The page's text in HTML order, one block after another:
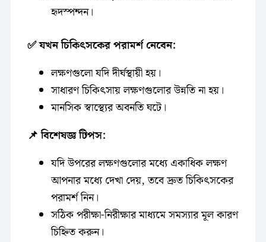
হৃদস্পন্দন।
✅ যখন চিকিৎসকের পরামর্শ নেবেন:
লক্ষণগুলো যদি দীর্ঘস্থায়ী হয়।
সাধারণ চিকিৎসায় লক্ষণগুলোর উন্নতি না হয়।
মানসিক স্বাস্থ্যের অবনতি ঘটে।
📌 বিশেষজ্ঞ টিপস:
যদি উপরের লক্ষণগুলোর মধ্যে একাধিক লক্ষণ
আপনার মধ্যে দেখা দেয়, তবে দ্রুত চিকিৎসকের
পরামর্শ নিন।
সঠিক পরীক্ষা-নিরীক্ষার মাধ্যমে সমস্যার মূল কারণ
চিহ্নিত করুন।